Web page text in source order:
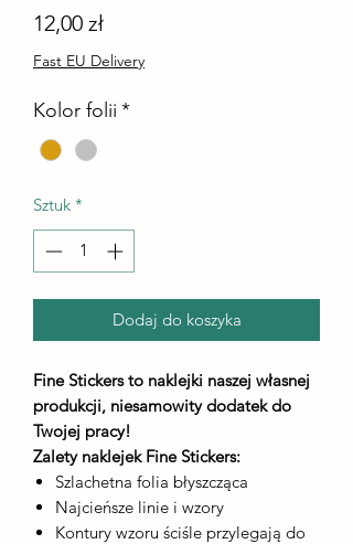
12,00 złCena
Fast EU Delivery
Kolor folii *
Sztuk *
Dodaj do koszyka
Fine Stickers to naklejki naszej własnej
produkcji, niesamowity dodatek do
Twojej pracy!
Zalety naklejek Fine Stickers:
Szlachetna folia błyszcząca
Najcieńsze linie i wzory
Kontury wzoru ściśle przylegają do